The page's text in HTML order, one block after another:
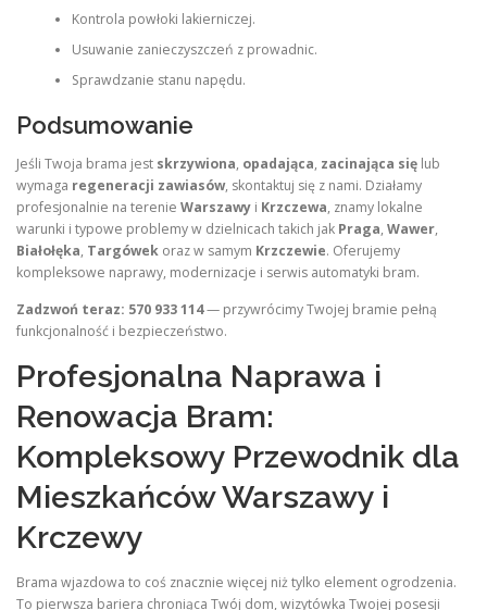
Kontrola powłoki lakierniczej.
Usuwanie zanieczyszczeń z prowadnic.
Sprawdzanie stanu napędu.
Podsumowanie
Jeśli Twoja brama jest skrzywiona, opadająca, zacinająca się lub
wymaga regeneracji zawiasów, skontaktuj się z nami. Działamy
profesjonalnie na terenie Warszawy i Krzczewa, znamy lokalne
warunki i typowe problemy w dzielnicach takich jak Praga, Wawer,
Białołęka, Targówek oraz w samym Krzczewie. Oferujemy
kompleksowe naprawy, modernizacje i serwis automatyki bram.
Zadzwoń teraz: 570 933 114— przywrócimy Twojej bramie pełną
funkcjonalność i bezpieczeństwo.
Profesjonalna Naprawa i
Renowacja Bram:
Kompleksowy Przewodnik dla
Mieszkańców Warszawy i
Krczewy
Brama wjazdowa to coś znacznie więcej niż tylko element ogrodzenia.
To pierwsza bariera chroniąca Twój dom, wizytówka Twojej posesji